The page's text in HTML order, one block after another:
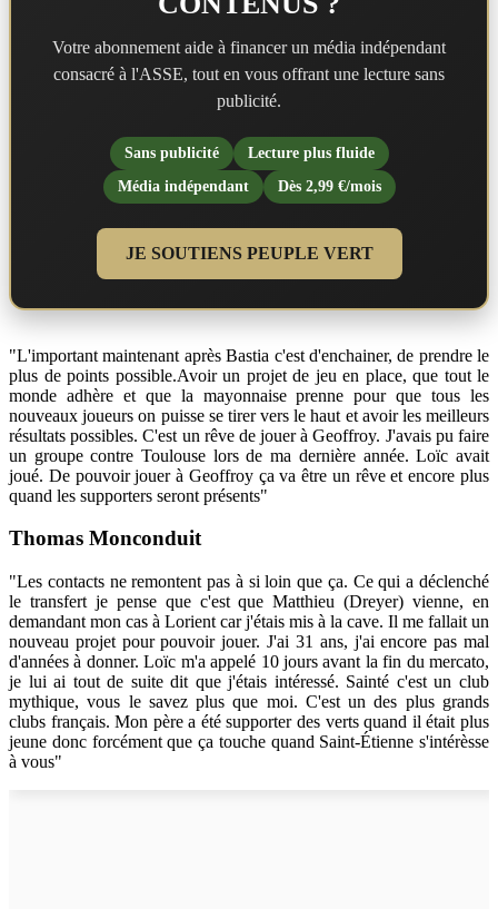
Votre abonnement aide à financer un média indépendant
consacré à l'ASSE, tout en vous offrant une lecture sans
publicité.
Sans publicité
Lecture plus fluide
Média indépendant
Dès 2,99 €/mois
JE SOUTIENS PEUPLE VERT
"L'important maintenant après Bastia c'est d'enchainer, de prendre le
plus de points possible.Avoir un projet de jeu en place, que tout le
monde adhère et que la mayonnaise prenne pour que tous les
nouveaux joueurs on puisse se tirer vers le haut et avoir les meilleurs
résultats possibles. C'est un rêve de jouer à Geoffroy. J'avais pu faire
un groupe contre Toulouse lors de ma dernière année. Loïc avait
joué. De pouvoir jouer à Geoffroy ça va être un rêve et encore plus
quand les supporters seront présents"
Thomas Monconduit
"Les contacts ne remontent pas à si loin que ça. Ce qui a déclenché
le transfert je pense que c'est que Matthieu (Dreyer) vienne, en
demandant mon cas à Lorient car j'étais mis à la cave. Il me fallait un
nouveau projet pour pouvoir jouer. J'ai 31 ans, j'ai encore pas mal
d'années à donner. Loïc m'a appelé 10 jours avant la fin du mercato,
je lui ai tout de suite dit que j'étais intéressé. Sainté c'est un club
mythique, vous le savez plus que moi. C'est un des plus grands
clubs français. Mon père a été supporter des verts quand il était plus
jeune donc forcément que ça touche quand Saint-Étienne s'intérèsse
à vous"